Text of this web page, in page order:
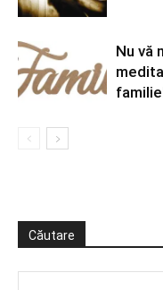
Nu vă
Căutare